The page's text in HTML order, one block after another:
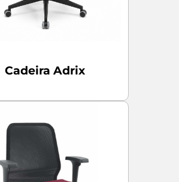
Cadeira Adrix